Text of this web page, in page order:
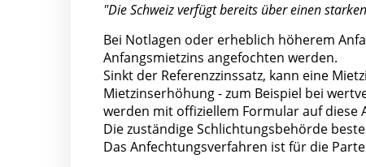
"Die Schweiz verfügt bereits über einen
Bei Notlagen oder erheblich höherem
Anfangsmietzins angefochten werden.
Sinkt der Referenzzinssatz, kann eine
Mietzinserhöhung - zum Beispiel bei
werden mit offiziellem Formular auf diese
Die zuständige Schlichtungsbehörde
Das Anfechtungsverfahren ist für die